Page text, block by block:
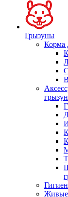
Грызуны
Корма